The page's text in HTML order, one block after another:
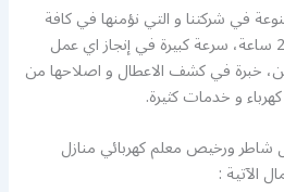
في شركتنا و التي نؤمنها في كافة
مناطق الكويت و على مدار 24 ساعة، سرعة كبيرة في إنجاز اي عمل
خبرة في كشف الاعطال و اصلاحها من
و خدمات كثيرة.
شاطر ورخيص معلم كهربائي منازل
الآتية :